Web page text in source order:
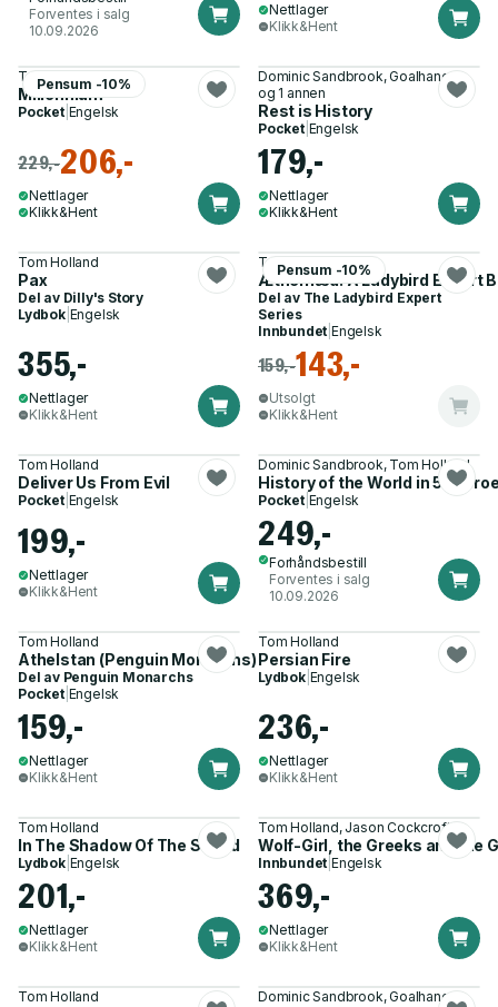
Forventes i salg
10.09.2026
Nettlager
Klikk&Hent
Pensum -10%
Tom Holland
Millennium
Pocket| Engelsk
229,-206,-
Nettlager
Klikk&Hent
Dominic Sandbrook, Goalhanger
og 1 annen
Rest is History
Pocket| Engelsk
179,-
Nettlager
Klikk&Hent
Tom Holland
Pax
Del av Dilly's Story
Lydbok| Engelsk
355,-
Nettlager
Klikk&Hent
Pensum -10%
Tom Holland
Æthelflæd: A Ladybird Expert
Del av The Ladybird Expert
Series
Innbundet |Engelsk
159,-143,-
Utsolgt
Klikk&Hent
Tom Holland
Deliver Us From Evil
Pocket| Engelsk
199,-
Nettlager
Klikk&Hent
Dominic Sandbrook, Tom Holland
History of the World in 51
Pocket| Engelsk
249,-
Forhåndsbestill
Forventes i salg
10.09.2026
Tom Holland
Athelstan (Penguin Monarchs)
Del av Penguin Monarchs
Pocket| Engelsk
159,-
Nettlager
Klikk&Hent
Tom Holland
Persian Fire
Lydbok| Engelsk
236,-
Nettlager
Klikk&Hent
Tom Holland
In The Shadow Of The Sword
Lydbok| Engelsk
201,-
Nettlager
Klikk&Hent
Tom Holland, Jason Cockcroft
Wolf-Girl, the Greeks and the
Innbundet |Engelsk
369,-
Nettlager
Klikk&Hent
Tom Holland
Dominic Sandbrook, Goalhanger